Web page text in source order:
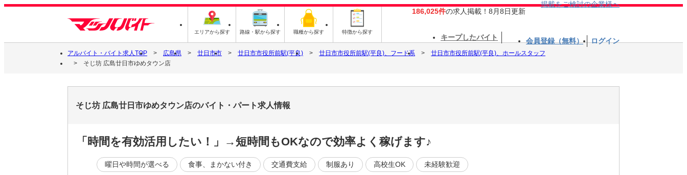
エリアから探す 路線・駅から探す 職種から探す 特徴から探す
186,025件の求人掲載！8月8日更新
掲載をご検討の企業様へ
キープしたバイト 会員登録（無料） ログイン
アルバイト・バイト求人TOP 広島県 廿日市市 廿日市市役所前駅(平良) 廿日市市役所前駅(平良)、フード系
廿日市市役所前駅(平良)、ホールスタッフ
そじ坊 広島廿日市ゆめタウン店
そじ坊 広島廿日市ゆめタウン店のバイト・パート求人情報
「時間を有効活用したい！」→短時間もOKなので効率よく稼げます♪
曜日や時間が選べる 食事、まかない付き 交通費支給 制服あり 高校生OK 未経験歓迎